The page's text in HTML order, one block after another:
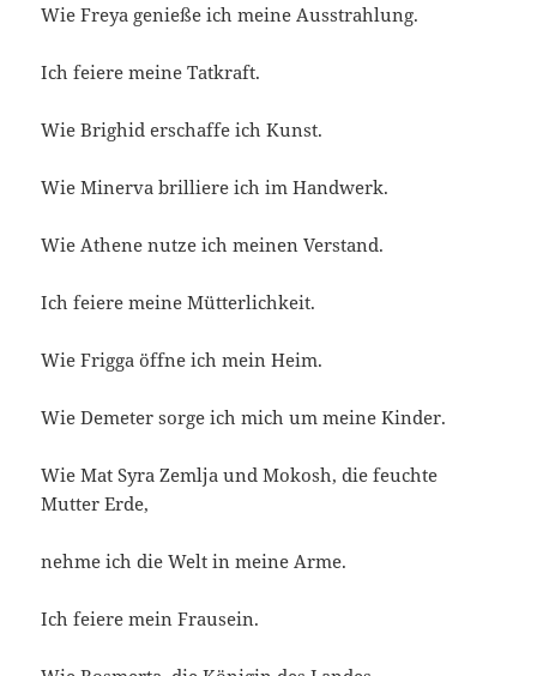
Wie Freya genieße ich meine Ausstrahlung.
Ich feiere meine Tatkraft.
Wie Brighid erschaffe ich Kunst.
Wie Minerva brilliere ich im Handwerk.
Wie Athene nutze ich meinen Verstand.
Ich feiere meine Mütterlichkeit.
Wie Frigga öffne ich mein Heim.
Wie Demeter sorge ich mich um meine Kinder.
Wie Mat Syra Zemlja und Mokosh, die feuchte
Mutter Erde,
nehme ich die Welt in meine Arme.
Ich feiere mein Frausein.